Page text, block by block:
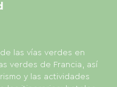
las vías verdes en
verdes de Francia, así
y las actividades